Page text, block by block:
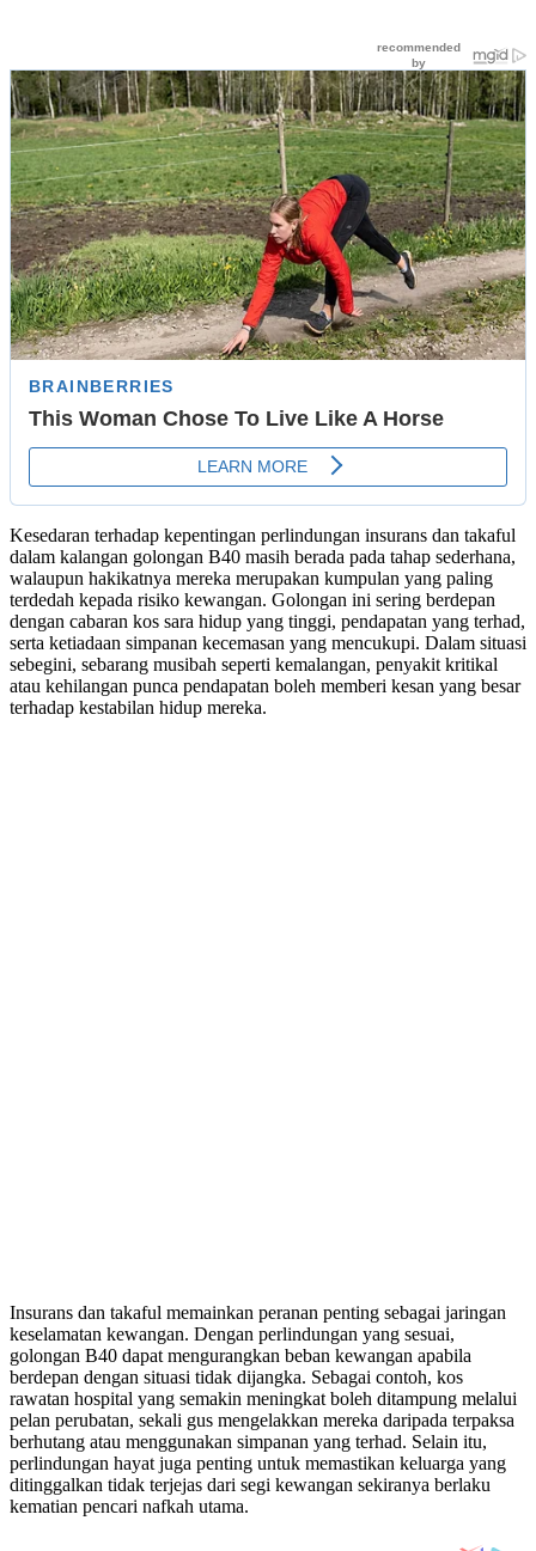
Kesedaran terhadap kepentingan perlindungan insurans dan takaful
dalam kalangan golongan B40 masih berada pada tahap sederhana,
walaupun hakikatnya mereka merupakan kumpulan yang paling
terdedah kepada risiko kewangan. Golongan ini sering berdepan
dengan cabaran kos sara hidup yang tinggi, pendapatan yang terhad,
serta ketiadaan simpanan kecemasan yang mencukupi. Dalam situasi
sebegini, sebarang musibah seperti kemalangan, penyakit kritikal
atau kehilangan punca pendapatan boleh memberi kesan yang besar
terhadap kestabilan hidup mereka.
Insurans dan takaful memainkan peranan penting sebagai jaringan
keselamatan kewangan. Dengan perlindungan yang sesuai,
golongan B40 dapat mengurangkan beban kewangan apabila
berdepan dengan situasi tidak dijangka. Sebagai contoh, kos
rawatan hospital yang semakin meningkat boleh ditampung melalui
pelan perubatan, sekali gus mengelakkan mereka daripada terpaksa
berhutang atau menggunakan simpanan yang terhad. Selain itu,
perlindungan hayat juga penting untuk memastikan keluarga yang
ditinggalkan tidak terjejas dari segi kewangan sekiranya berlaku
kematian pencari nafkah utama.